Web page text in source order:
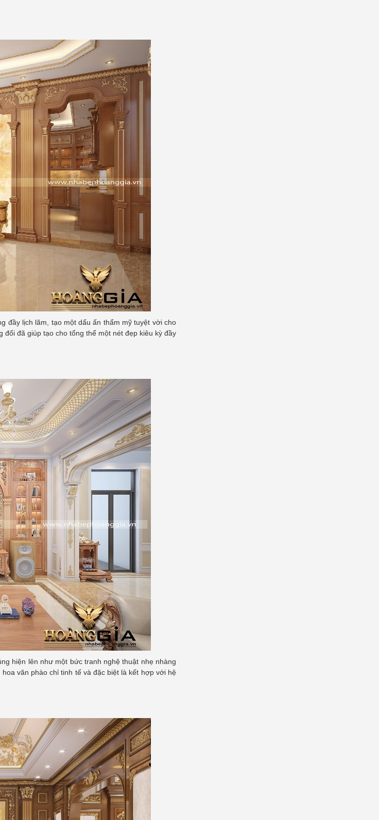
đầy lịch lãm, tạo một dấu ấn thẩm mỹ tuyệt vời cho
đã giúp tạo cho tổng thể một nét đẹp kiêu kỳ đầy
hiện lên như một bức tranh nghệ thuật nhẹ nhàng
văn phào chỉ tinh tế và đặc biệt là kết hợp với hệ